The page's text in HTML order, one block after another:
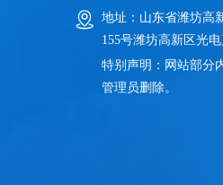
地址：山东省潍坊高
155号潍坊高新区光
特别声明：网站部分
管理员删除。